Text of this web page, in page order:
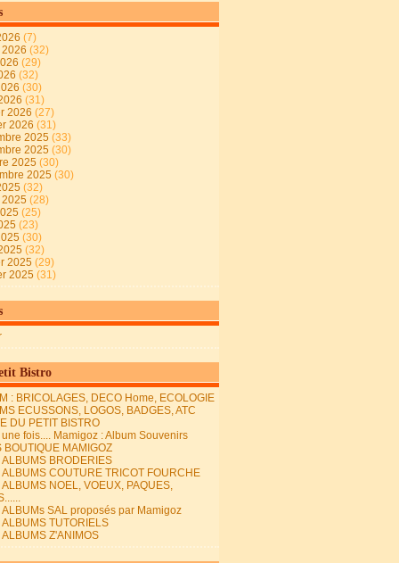
(7)
(32)
(29)
(32)
(30)
(31)
2026 (27)
2026 (31)
2025 (33)
2025 (30)
2025 (30)
2025 (30)
(32)
(28)
(25)
(23)
(30)
(32)
2025 (29)
2025 (31)
Bistro
: BRICOLAGES, DECO Home, ECOLOGIE
ECUSSONS, LOGOS, BADGES, ATC
DU PETIT BISTRO
fois.... Mamigoz : Album Souvenirs
BOUTIQUE MAMIGOZ
ALBUMS BRODERIES
ALBUMS COUTURE TRICOT FOURCHE
ALBUMS NOEL, VOEUX, PAQUES,
ALBUMs SAL proposés par Mamigoz
ALBUMS TUTORIELS
ALBUMS Z'ANIMOS